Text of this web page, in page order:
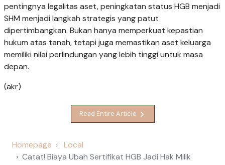
pentingnya legalitas aset, peningkatan status HGB menjadi
SHM menjadi langkah strategis yang patut
dipertimbangkan. Bukan hanya memperkuat kepastian
hukum atas tanah, tetapi juga memastikan aset keluarga
memiliki nilai perlindungan yang lebih tinggi untuk masa
depan.
(akr)
Read Entire Article
Homepage
Local
Catat! Biaya Ubah Sertifikat HGB Jadi Hak Milik